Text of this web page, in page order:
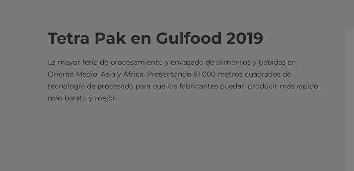
Tetra Pak en Gulfood 2019
La mayor feria de procesamiento y envasado de alimentos y bebidas en
Oriente Medio, Asia y África. Presentando 81 000 metros cuadrados de
tecnología de procesado para que los fabricantes puedan producir más rápido,
más barato y mejor.